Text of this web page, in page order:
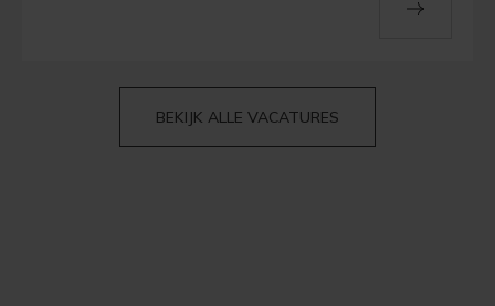
BEKIJK ALLE VACATURES